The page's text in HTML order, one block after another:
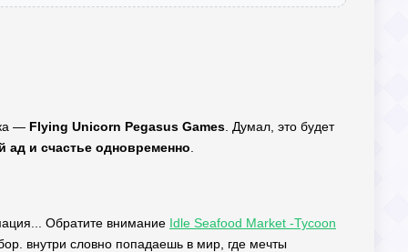
— Flying Unicorn Pegasus Games . Думал, это будет
ад и счастье одновременно
Обратите внимание Idle Seafood Market -Tycoon
внутри словно попадаешь в мир, где мечты